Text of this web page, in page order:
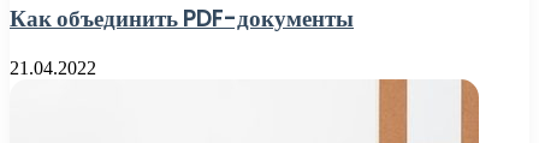
Как объединить PDF-документы
21.04.2022